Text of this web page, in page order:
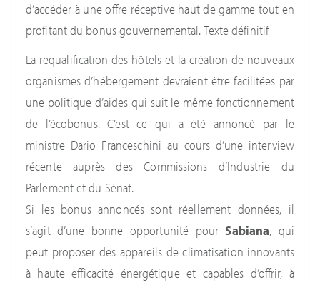
d’accéder à une offre réceptive haut de gamme tout en
profitant du bonus gouvernemental. Texte définitif
La requalification des hôtels et la création de nouveaux
organismes d’hébergement devraient être facilitées par
une politique d’aides qui suit le même fonctionnement
de l’écobonus. C’est ce qui a été annoncé par le
ministre Dario Franceschini au cours d’une interview
récente auprès des Commissions d’Industrie du
Parlement et du Sénat.
Si les bonus annoncés sont réellement données, il
s’agit d’une bonne opportunité pourSabiana, qui
peut proposer des appareils de climatisation innovants
à haute efficacité énergétique et capables d’offrir, à